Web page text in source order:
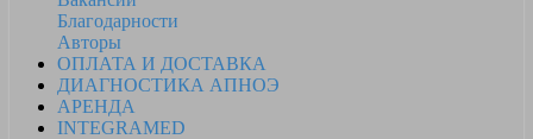
Благодарности
Авторы
ОПЛАТА И ДОСТАВКА
ДИАГНОСТИКА АПНОЭ
АРЕНДА
INTEGRAMED